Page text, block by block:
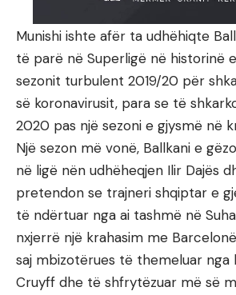
Munishi ishte afër ta udhëhiqte
të parë në Superligë në historinë
sezonit turbulent 2019/20 për
së koronavirusit, para se të
2020 pas një sezoni e gjysmë në
Një sezon më vonë, Ballkani e
në ligë nën udhëheqjen Ilir Dajës
pretendon se trajneri shqiptar e
të ndërtuar nga ai tashmë në
nxjerrë një krahasim me
saj mbizotërues të themeluar nga
Cruyff dhe të shfrytëzuar më së